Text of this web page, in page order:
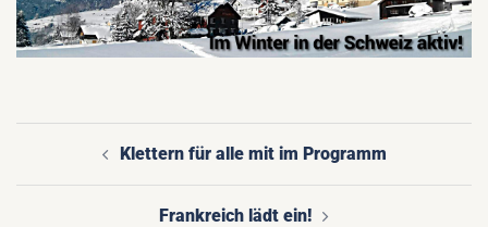
Beitragsnavigation
Klettern für alle mit im Programm
Frankreich lädt ein!